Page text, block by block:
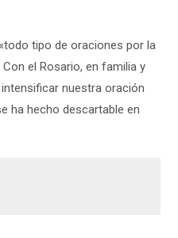
tipo de oraciones por la
el Rosario, en familia y
nuestra oración
ha hecho descartable en